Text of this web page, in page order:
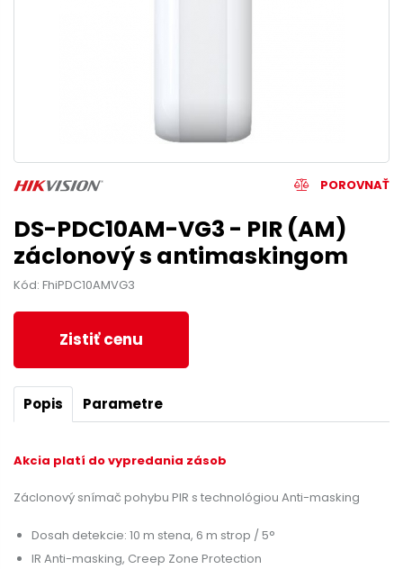
POROVNAŤ
DS-PDC10AM-VG3 - PIR (AM)
záclonový s antimaskingom
Kód: FhiPDC10AMVG3
Zistiť cenu
Popis Parametre
Akcia platí do vypredania zásob
Záclonový snímač pohybu PIR s technológiou Anti-masking
Dosah detekcie: 10 m stena, 6 m strop / 5°
IR Anti-masking, Creep Zone Protection